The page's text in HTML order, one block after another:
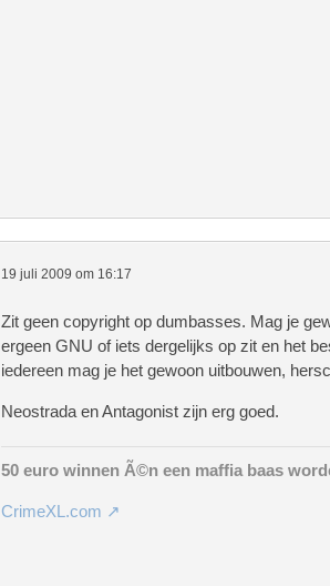
19 juli 2009 om 16:17
Zit geen copyright op dumbasses. Mag je
ergeen GNU of iets dergelijks op zit en het
iedereen mag je het gewoon uitbouwen,
Neostrada en Antagonist zijn erg goed.
50 euro winnen Ã©n een maffia baas
CrimeXL.com